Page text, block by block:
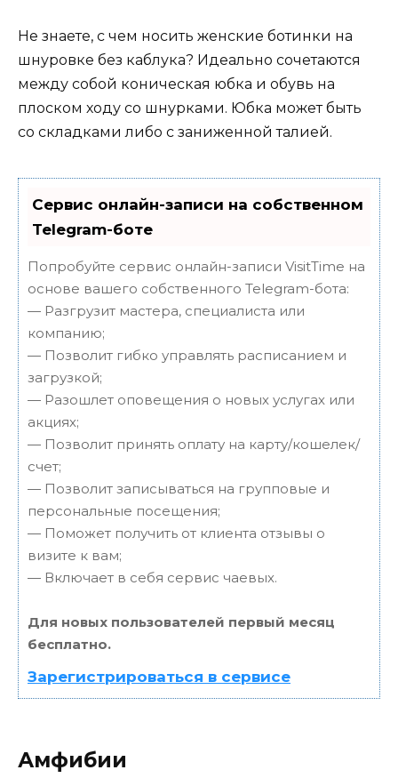
Не знаете, с чем носить женские ботинки на
шнуровке без каблука? Идеально сочетаются
между собой коническая юбка и обувь на
плоском ходу со шнурками. Юбка может быть
со складками либо с заниженной талией.
Сервис онлайн-записи на собственном
Telegram-боте
Попробуйте сервис онлайн-записи VisitTime на
основе вашего собственного Telegram-бота:
— Разгрузит мастера, специалиста или
компанию;
— Позволит гибко управлять расписанием и
загрузкой;
— Разошлет оповещения о новых услугах или
акциях;
— Позволит принять оплату на карту/кошелек/
счет;
— Позволит записываться на групповые и
персональные посещения;
— Поможет получить от клиента отзывы о
визите к вам;
— Включает в себя сервис чаевых.
Для новых пользователей первый месяц
бесплатно.
Зарегистрироваться в сервисе
Амфибии